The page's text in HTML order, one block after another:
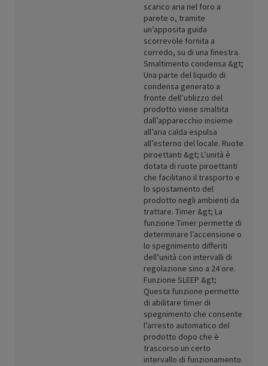
scarico aria nel foro a
parete o, tramite
un’apposita guida
scorrevole fornita a
corredo, su di una finestra.
Smaltimento condensa &gt;
Una parte del liquido di
condensa generato a
fronte dell’utilizzo del
prodotto viene smaltita
dall’apparecchio insieme
all’aria calda espulsa
all’esterno del locale. Ruote
piroettanti &gt; L’unità è
dotata di ruote piroettanti
che facilitano il trasporto e
lo spostamento del
prodotto negli ambienti da
trattare. Timer &gt; La
funzione Timer permette di
determinare l’accensione o
lo spegnimento differiti
dell’unità con intervalli di
regolazione sino a 24 ore.
Funzione SLEEP &gt;
Questa funzione permette
di abilitare timer di
spegnimento che consente
l’arresto automatico del
prodotto dopo che è
trascorso un certo
intervallo di funzionamento.